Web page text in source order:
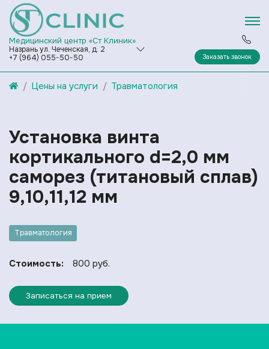
Медицинский центр «Ст Клиник»
Назрань ул. Чеченская, д. 2
+7 (964) 055-50-50
Заказать звонок
Цены на услуги Травматология
Установка винта
кортикального d=2,0 мм
саморез (титановый сплав)
9,10,11,12 мм
Травматология
Стоимость: 800 руб.
Записаться на прием